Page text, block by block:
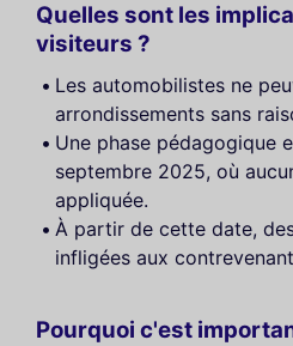
Quelles sont les
visiteurs ?
Les automobilistes ne
arrondissements sans
Une phase pédagogique
septembre 2025, où
appliquée.
À partir de cette date,
infligées aux
Pourquoi c'est